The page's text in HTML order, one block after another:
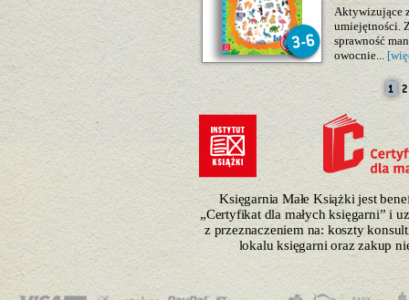
Aktywizujące
umiejętności.
sprawność
owocnie...
Księgarnia Małe Książki jest
„Certyfikat dla małych księgarni” i
z przeznaczeniem na: koszty
lokalu księgarni oraz zakup